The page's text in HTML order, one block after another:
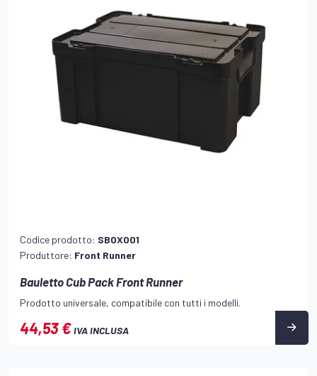
Codice prodotto: SBOX001
Produttore: Front Runner
Bauletto Cub Pack Front Runner
Prodotto universale, compatibile con tutti i modelli.
44,53 €IVA INCLUSA